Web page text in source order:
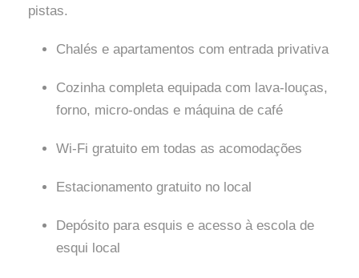
pistas.
Chalés e apartamentos com entrada privativa
Cozinha completa equipada com lava-louças,
forno, micro-ondas e máquina de café
Wi-Fi gratuito em todas as acomodações
Estacionamento gratuito no local
Depósito para esquis e acesso à escola de
esqui local